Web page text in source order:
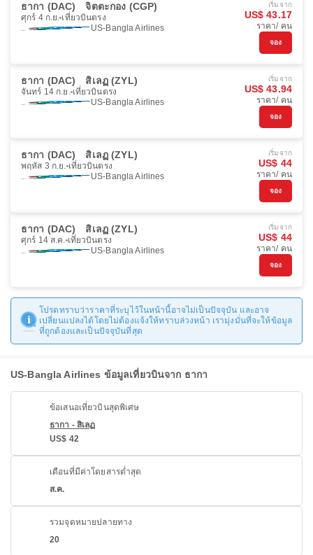
ธากา (DAC) จิตตะกอง (CGP)
ศุกร์ 4 ก.ย. เที่ยวบินตรง
US-Bangla Airlines
เริ่มจาก
US$ 43.17
ราคา/ คน
จอง
ธากา (DAC) สิเลฏ (ZYL)
จันทร์ 14 ก.ย. เที่ยวบินตรง
US-Bangla Airlines
เริ่มจาก
US$ 43.94
ราคา/ คน
จอง
ธากา (DAC) สิเลฏ (ZYL)
พฤหัส 3 ก.ย. เที่ยวบินตรง
US-Bangla Airlines
เริ่มจาก
US$ 44
ราคา/ คน
จอง
ธากา (DAC) สิเลฏ (ZYL)
ศุกร์ 14 ส.ค. เที่ยวบินตรง
US-Bangla Airlines
เริ่มจาก
US$ 44
ราคา/ คน
จอง
โปรดทราบว่าราคาที่ระบุไว้ในหน้านี้อาจไม่เป็นปัจจุบัน และอาจ
เปลี่ยนแปลงได้โดยไม่ต้องแจ้งให้ทราบล่วงหน้า เรามุ่งมั่นที่จะให้ข้อมูล
ที่ถูกต้องและเป็นปัจจุบันที่สุด
US-Bangla Airlines ข้อมูลเที่ยวบินจาก ธากา
ข้อเสนอเที่ยวบินสุดพิเศษ
ธากา - สิเลฏ
US$ 42
เดือนที่มีค่าโดยสารต่ำสุด
ส.ค.
รวมจุดหมายปลายทาง
20